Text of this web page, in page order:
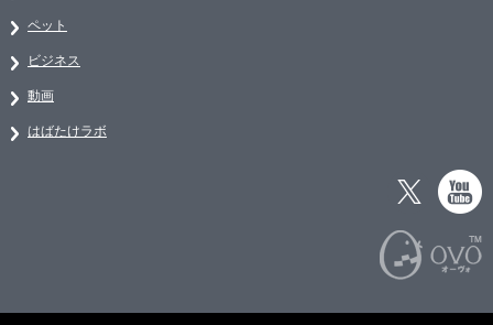
ペット
ビジネス
動画
はばたけラボ